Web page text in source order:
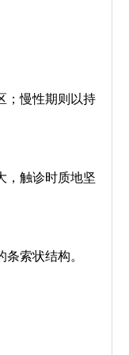
慢性期则以持
触诊时质地坚
索状结构。